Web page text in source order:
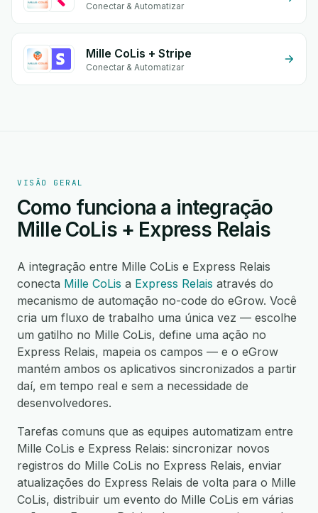
Conectar & Automatizar
Mille CoLis + Stripe
Conectar & Automatizar
VISÃO GERAL
Como funciona a integração
Mille CoLis + Express Relais
A integração entre Mille CoLis e Express Relais
conecta Mille CoLis a Express Relais através do
mecanismo de automação no-code do eGrow. Você
cria um fluxo de trabalho uma única vez — escolhe
um gatilho no Mille CoLis, define uma ação no
Express Relais, mapeia os campos — e o eGrow
mantém ambos os aplicativos sincronizados a partir
daí, em tempo real e sem a necessidade de
desenvolvedores.
Tarefas comuns que as equipes automatizam entre
Mille CoLis e Express Relais: sincronizar novos
registros do Mille CoLis no Express Relais, enviar
atualizações do Express Relais de volta para o Mille
CoLis, distribuir um evento do Mille CoLis em várias